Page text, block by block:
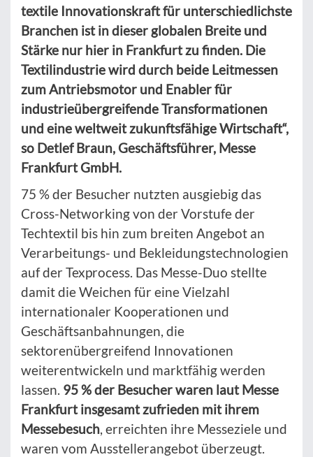
textile Innovationskraft für unterschiedlichste
Branchen ist in dieser globalen Breite und
Stärke nur hier in Frankfurt zu finden. Die
Textilindustrie wird durch beide Leitmessen
zum Antriebsmotor und Enabler für
industrieübergreifende Transformationen
und eine weltweit zukunftsfähige Wirtschaft“,
so Detlef Braun, Geschäftsführer, Messe
Frankfurt GmbH.
75 % der Besucher nutzten ausgiebig das
Cross-Networking von der Vorstufe der
Techtextil bis hin zum breiten Angebot an
Verarbeitungs- und Bekleidungstechnologien
auf der Texprocess. Das Messe-Duo stellte
damit die Weichen für eine Vielzahl
internationaler Kooperationen und
Geschäftsanbahnungen, die
sektorenübergreifend Innovationen
weiterentwickeln und marktfähig werden
lassen. 95 % der Besucher waren laut Messe
Frankfurt insgesamt zufrieden mit ihrem
Messebesuch , erreichten ihre Messeziele und
waren vom Ausstellerangebot überzeugt.